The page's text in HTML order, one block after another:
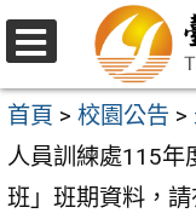
跳
至
主
要
內
選
單
首頁 > 校園公告 >
人員訓練處115年
班」班期資料，